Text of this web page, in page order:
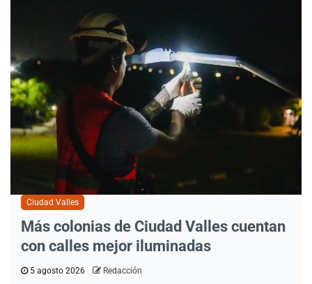
Ciudad Valles
Más colonias de Ciudad Valles cuentan
con calles mejor iluminadas
5 agosto 2026 Redacción